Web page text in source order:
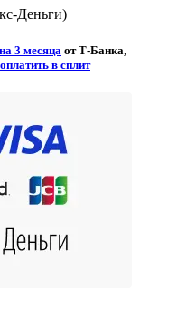
Деньги)
3 месяца от Т-Банка,
оплатить в сплит